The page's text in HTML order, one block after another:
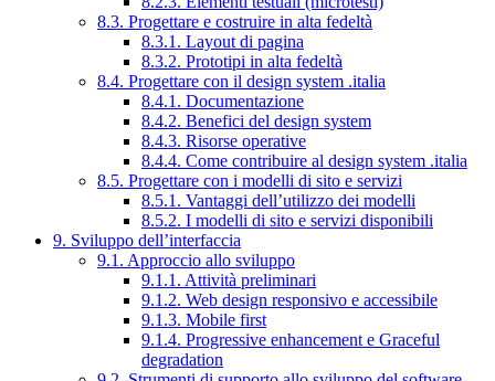
8.3. Progettare e costruire in alta fedeltà
8.3.1. Layout di pagina
8.3.2. Prototipi in alta fedeltà
8.4. Progettare con il design system .italia
8.4.1. Documentazione
8.4.2. Benefici del design system
8.4.3. Risorse operative
8.4.4. Come contribuire al design system .italia
8.5. Progettare con i modelli di sito e servizi
8.5.1. Vantaggi dell’utilizzo dei modelli
8.5.2. I modelli di sito e servizi disponibili
9. Sviluppo dell’interfaccia
9.1. Approccio allo sviluppo
9.1.1. Attività preliminari
9.1.2. Web design responsivo e accessibile
9.1.3. Mobile first
9.1.4. Progressive enhancement e Graceful
degradation